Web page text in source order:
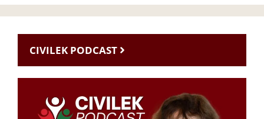
CIVILEK PODCAST